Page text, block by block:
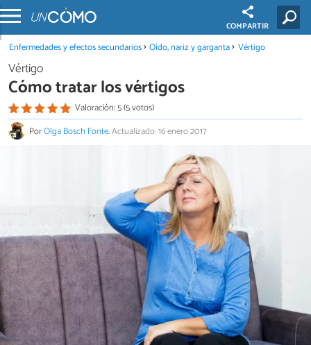
COMPARTIR
Enfermedades y efectos secundarios Oído, nariz y garganta Vértigo
Vértigo
Cómo tratar los vértigos
Valoración: 5 (5 votos)
PorOlga Bosch Fonte.Actualizado: 16 enero 2017